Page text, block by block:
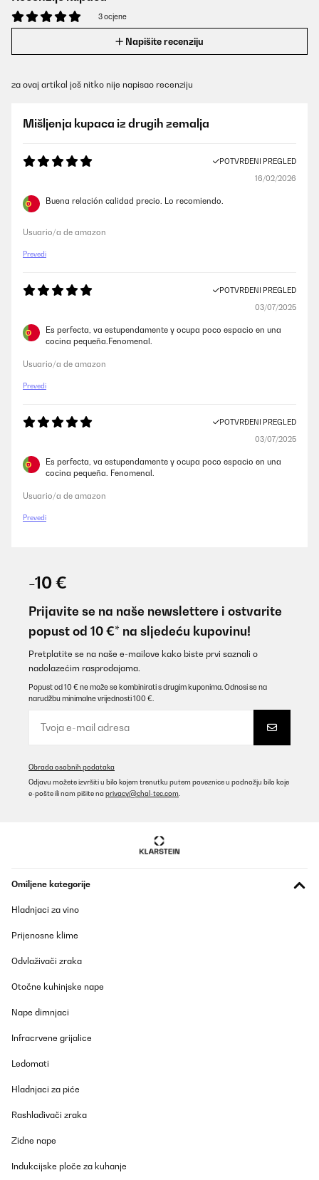
3 ocjene
Napišite recenziju
za ovaj artikal još nitko nije napisao recenziju
Mišljenja kupaca iz drugih zemalja
POTVRĐENI PREGLED
16/02/2026
Buena relación calidad precio. Lo recomiendo.
Usuario/a de amazon
Prevedi
POTVRĐENI PREGLED
03/07/2025
Es perfecta, va estupendamente y ocupa poco espacio en una
cocina pequeña.Fenomenal.
Usuario/a de amazon
Prevedi
POTVRĐENI PREGLED
03/07/2025
Es perfecta, va estupendamente y ocupa poco espacio en una
cocina pequeña. Fenomenal.
Usuario/a de amazon
Prevedi
-10 €
Prijavite se na naše newslettere i ostvarite
popust od 10 €* na sljedeću kupovinu!
Pretplatite se na naše e-mailove kako biste prvi saznali o
nadolazećim rasprodajama.
Popust od 10 € ne može se kombinirati s drugim kuponima. Odnosi se na
narudžbu minimalne vrijednosti 100 €.
Obrada osobnih podataka
Odjavu možete izvršiti u bilo kojem trenutku putem poveznice u podnožju bilo koje
e-pošte ili nam pišite na privacy@chal-tec.com
Omiljene kategorije
Hladnjaci za vino
Prijenosne klime
Odvlaživači zraka
Otočne kuhinjske nape
Nape dimnjaci
Infracrvene grijalice
Ledomati
Hladnjaci za piće
Rashlađivači zraka
Zidne nape
Indukcijske ploče za kuhanje